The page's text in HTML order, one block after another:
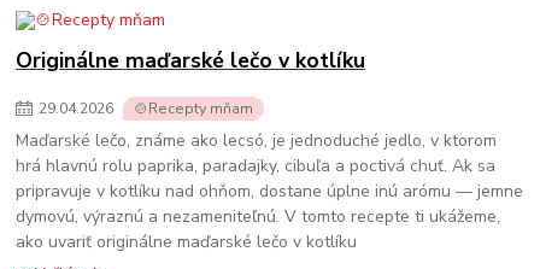
Originálne maďarské lečo v kotlíku
29.04.2026 🍲Recepty mňam
Maďarské lečo, známe ako lecsó, je jednoduché jedlo, v ktorom
hrá hlavnú rolu paprika, paradajky, cibuľa a poctivá chuť. Ak sa
pripravuje v kotlíku nad ohňom, dostane úplne inú arómu — jemne
dymovú, výraznú a nezameniteľnú. V tomto recepte ti ukážeme,
ako uvariť originálne maďarské lečo v kotlíku